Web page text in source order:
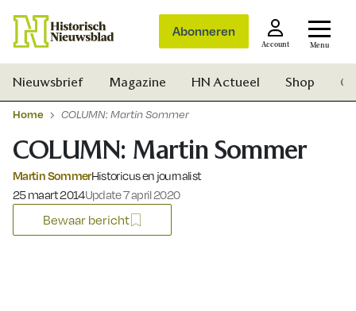
Abonneren
Account Menu
Nieuwsbrief Magazine HN Actueel Shop
Home COLUMN: Martin Sommer
COLUMN: Martin Sommer
Martin SommerHistoricus en journalist
Gepubliceerd op:
25 maart 2014Update 7 april 2020
Bewaar bericht